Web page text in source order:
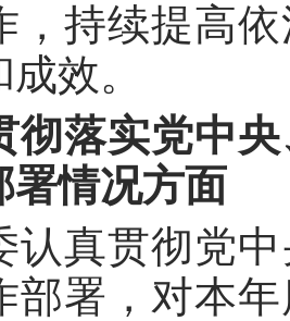
，持续提高
效。
彻落实党中
署情况方面
认真贯彻党
部署，对本